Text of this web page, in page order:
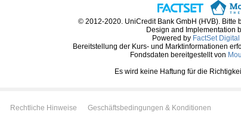
© 2012-2020. UniCredit Bank GmbH (HVB). Bitte
Design and Implementation
Powered by FactSet
Bereitstellung der Kurs- und Marktinformationen
Fondsdaten bereitgestellt von
Es wird keine Haftung für die
Rechtliche Hinweise
Geschäftsbedingungen & Konditionen